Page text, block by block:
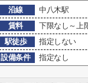
沿線
中八木駅
賃料
下限なし～上
駅徒歩
指定しない
設備条件
指定なし